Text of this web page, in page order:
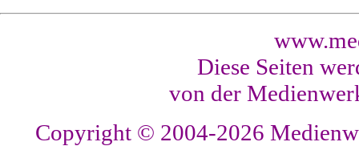
Diese Seiten
von der
Copyright © 2004-2026